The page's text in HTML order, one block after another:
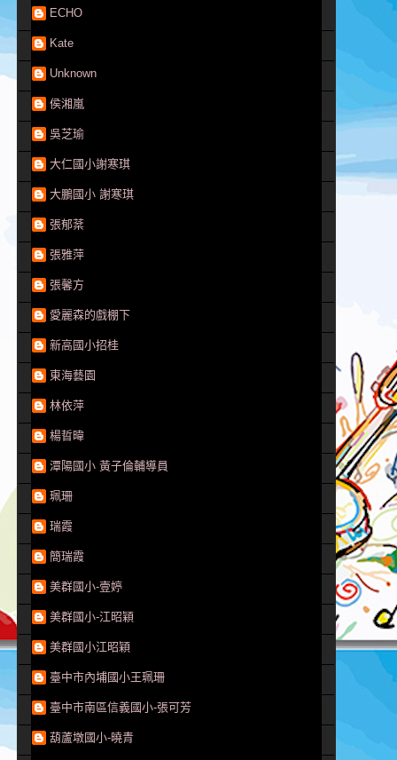
ECHO
Kate
Unknown
侯湘嵐
吳芝瑜
大仁國小謝寒琪
大鵬國小 謝寒琪
張郁棻
張雅萍
張馨方
愛麗森的戲棚下
新高國小招桂
東海藝園
林依萍
楊晢暐
潭陽國小 黃子倫輔導員
珮珊
瑞霞
簡瑞霞
美群國小-壹婷
美群國小-江昭穎
美群國小江昭穎
臺中市內埔國小王珮珊
臺中市南區信義國小-張可芳
葫蘆墩國小-曉青